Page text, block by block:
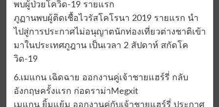
พบผู้ป่วยโควิด-19 รายแรก
ภูฏานพบผู้ติดเชื้อไวรัสโคโรนา 2019 รายแรก นำ
ไปสู่การประกาศไม่อนุญาตนักท่องเที่ยวต่างชาติเข้า
มาในประเทศภูฎาน เป็นเวลา 2 สัปดาห์ สกัดโค
วิด-19
6.เมแกน เฉิดฉาย ออกงานคู่เจ้าชายแฮร์รี่ กลับ
อังกฤษครั้งแรก ก่อดราม่าMegxit